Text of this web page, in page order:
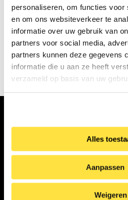
personaliseren, om functies voor
en om ons websiteverkeer te
informatie over uw gebruik van
partners voor social media,
partners kunnen deze gegevens
informatie die u aan ze heeft
verzameld op basis van uw
Alles
Aanpassen
Weigeren
Else Berg,Vase mit Blumen, Öl auf
Leinwand, aus der Sammlung
Boendermaker
Abonnieren Sie